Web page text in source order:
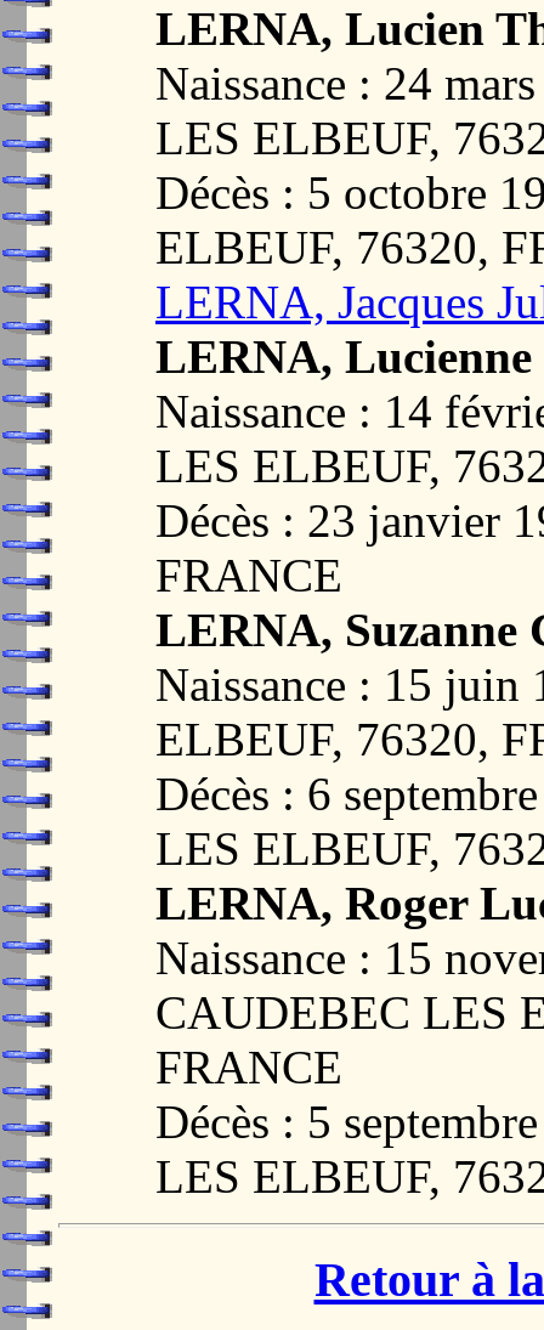
LERNA, Lucien
Naissance : 24
LES ELBEUF,
Décès : 5 octobre
ELBEUF, 76320,
LERNA, Jacques
LERNA, Lucienne
Naissance : 14
LES ELBEUF,
Décès : 23 janvier
FRANCE
LERNA, Suzanne
Naissance : 15
ELBEUF, 76320,
Décès : 6
LES ELBEUF,
LERNA, Roger
Naissance : 15
CAUDEBEC LES
FRANCE
Décès : 5
LES ELBEUF,
Retour à